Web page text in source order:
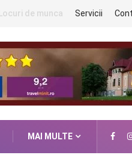
Locuri de munca Servicii
MAI MULTE